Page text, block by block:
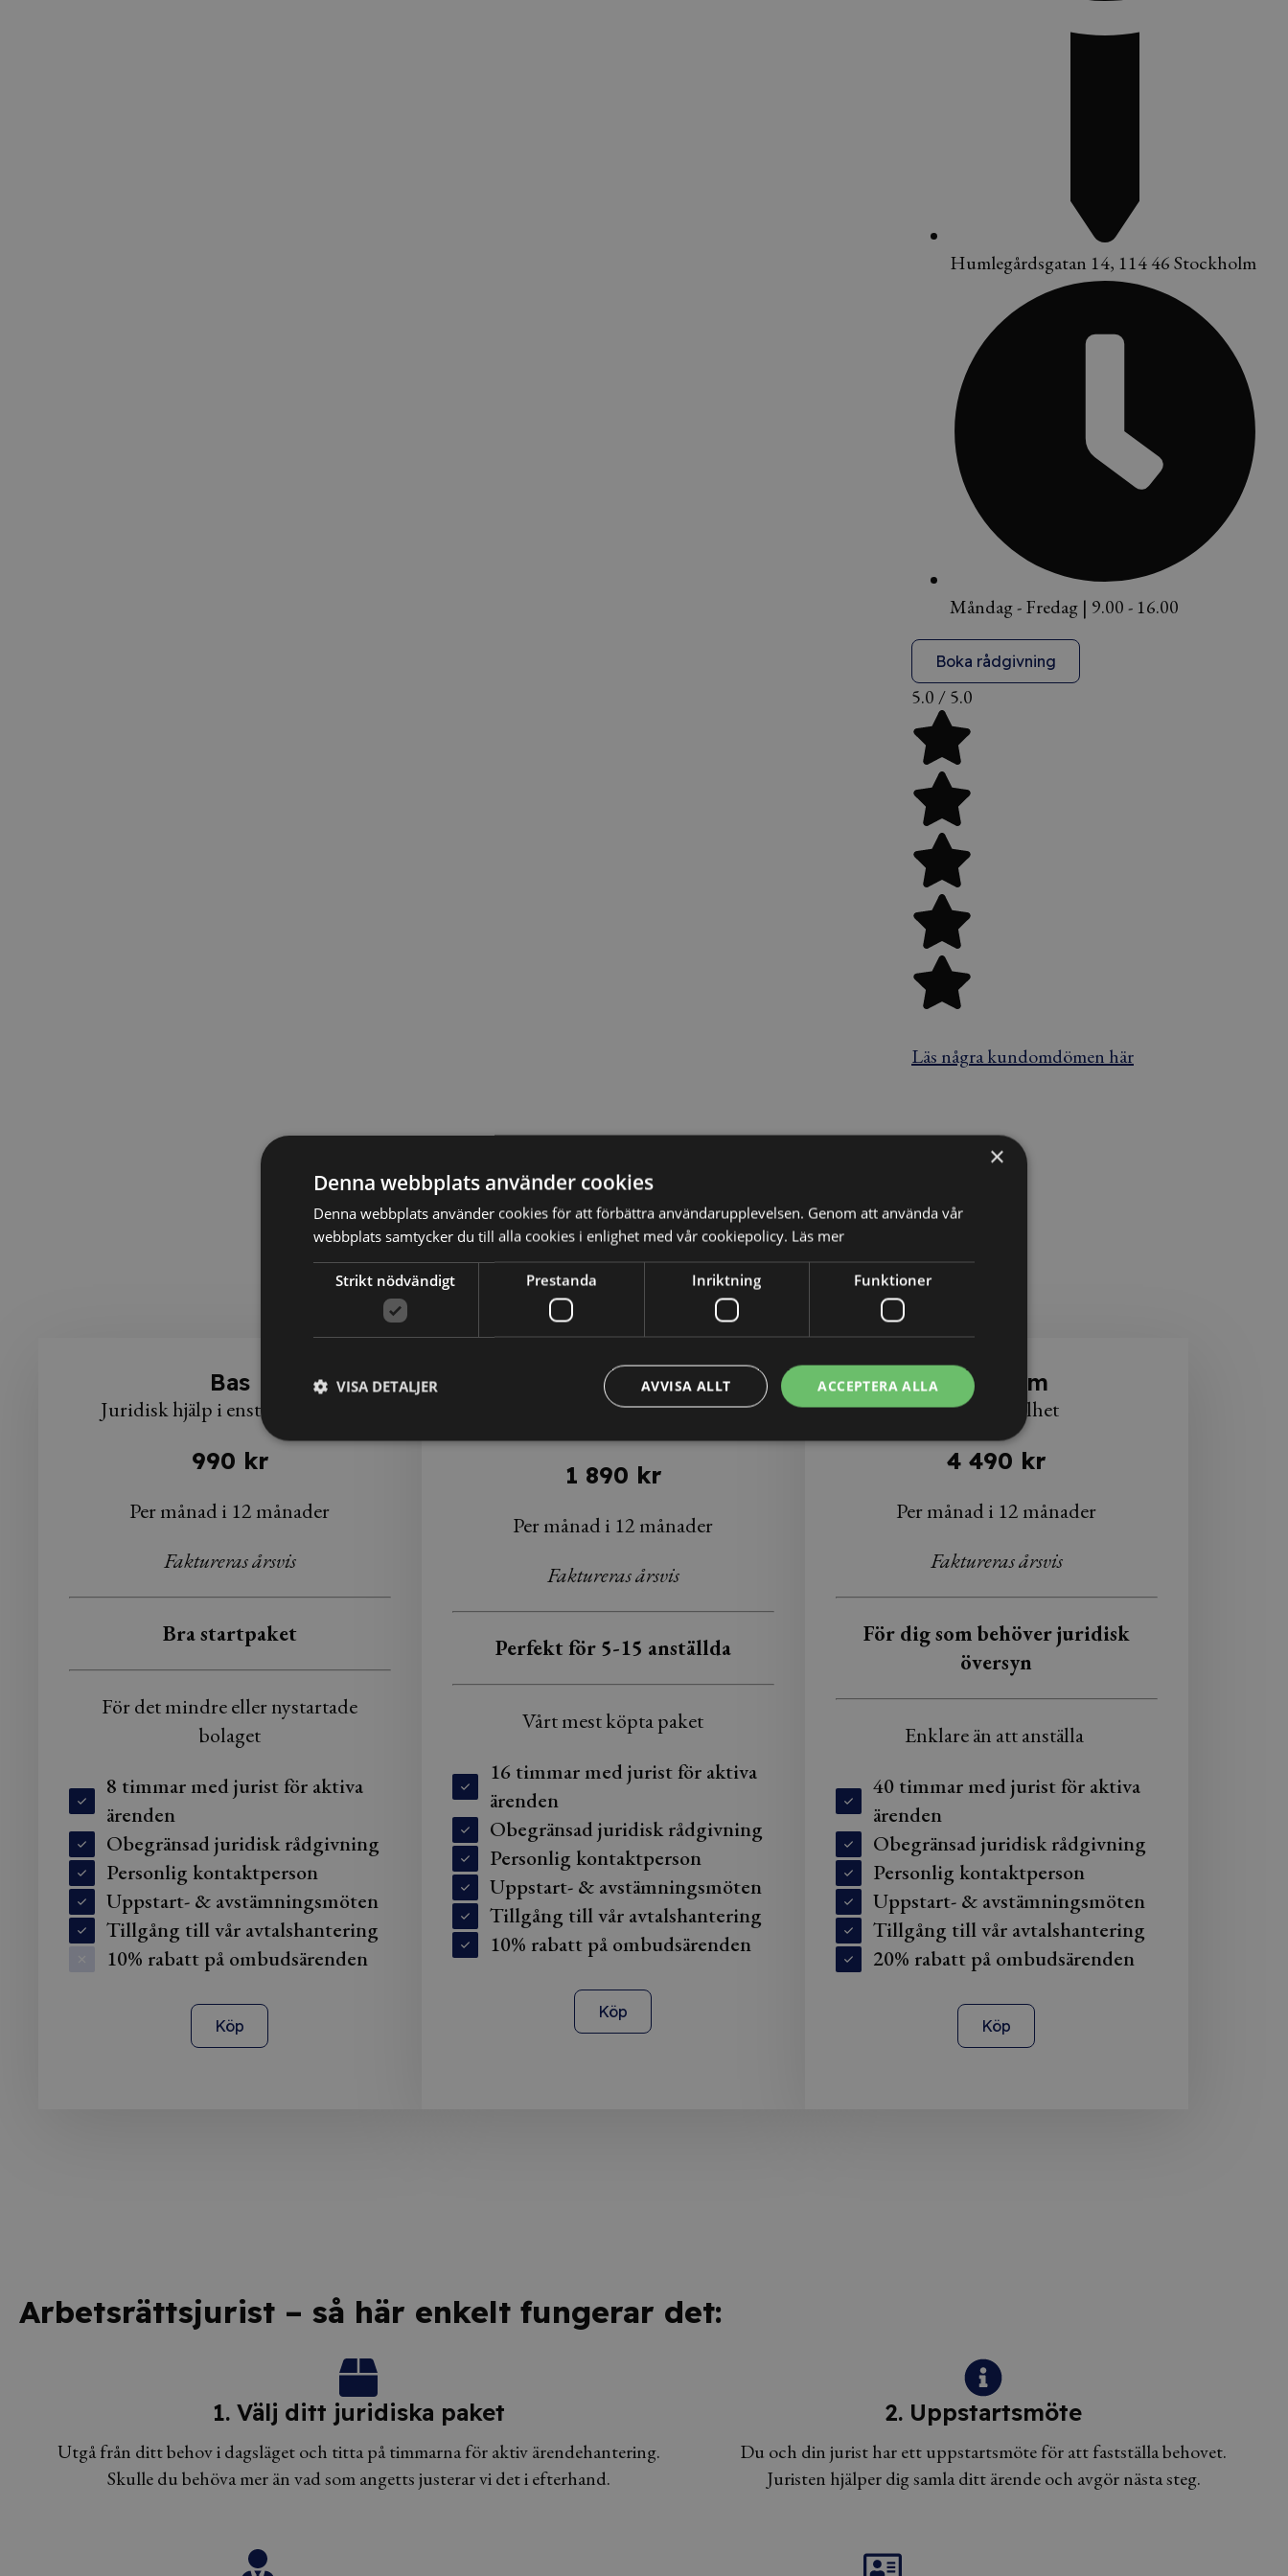
Humlegårdsgatan 14, 114 46 Stockholm
Måndag - Fredag | 9.00 - 16.00
Boka rådgivning
5.0 / 5.0
Läs några kundomdömen här
Våra paketeringar
Bas
Juridisk hjälp i enstaka ärenden
990 kr
Per månad i 12 månader
Faktureras årsvis
Bra startpaket
För det mindre eller nystartade
bolaget
8 timmar med jurist för aktiva
ärenden
Obegränsad juridisk rådgivning
Personlig kontaktperson
Uppstart- & avstämningsmöten
Tillgång till vår avtalshantering
10% rabatt på ombudsärenden
Köp
Plus
1 890 kr
Per månad i 12 månader
Faktureras årsvis
Perfekt för 5-15 anställda
Vårt mest köpta paket
16 timmar med jurist för aktiva
ärenden
Obegränsad juridisk rådgivning
Personlig kontaktperson
Uppstart- & avstämningsmöten
Tillgång till vår avtalshantering
10% rabatt på ombudsärenden
Köp
Premium
Juridisk helhet
4 490 kr
Per månad i 12 månader
Faktureras årsvis
För dig som behöver juridisk
översyn
Enklare än att anställa
40 timmar med jurist för aktiva
ärenden
Obegränsad juridisk rådgivning
Personlig kontaktperson
Uppstart- & avstämningsmöten
Tillgång till vår avtalshantering
20% rabatt på ombudsärenden
Köp
Arbetsrättsjurist – så här enkelt fungerar det:
1. Välj ditt juridiska paket
Utgå från ditt behov i dagsläget och titta på timmarna för aktiv ärendehantering.
Skulle du behöva mer än vad som angetts justerar vi det i efterhand.
2. Uppstartsmöte
Du och din jurist har ett uppstartsmöte för att fastställa behovet.
Juristen hjälper dig samla ditt ärende och avgör nästa steg.
×
Denna webbplats använder cookies
Denna webbplats använder cookies för att förbättra användarupplevelsen. Genom att använda vår
webbplats samtycker du till alla cookies i enlighet med vår cookiepolicy. Läs mer
Strikt nödvändigt Prestanda Inriktning Funktioner
ACCEPTERA ALLA
AVVISA ALLT
VISA DETALJER